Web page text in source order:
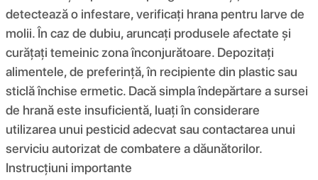
detectează o infestare, verificați hrana pentru larve de
molii. În caz de dubiu, aruncați produsele afectate și
curățați temeinic zona înconjurătoare. Depozitați
alimentele, de preferință, în recipiente din plastic sau
sticlă închise ermetic. Dacă simpla îndepărtare a sursei
de hrană este insuficientă, luați în considerare
utilizarea unui pesticid adecvat sau contactarea unui
serviciu autorizat de combatere a dăunătorilor.
Instrucțiuni importante